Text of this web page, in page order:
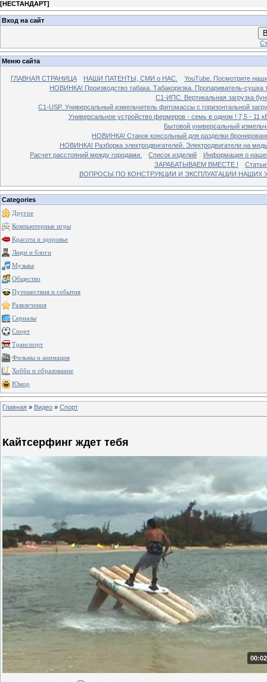
[НЕСТАНДАРТ]
Вход на сайт
Меню сайта
ГЛАВНАЯ СТРАНИЦА НАШИ ПАТЕНТЫ, СМИ о НАС.
YouTube. Посмотрите
НОВИНКА! Производство табака. Табакорезка. Пропариватель-сушка
C1-ИПС. Вертикальная загрузка
С1-USP. Универсальный измельчитель фитомассы с горизонтальной
Универсальное устройство фермеров - семь в одном ! 7,5 - 11
Бытовой универсальный
НОВИНКА! Станок консольный для разделки
НОВИНКА! Разборка электродвигателей. Электродвигатели на
Расчет расстояний между городами.
Список изделий
Информация о
ЗАРАБАТЫВАЕМ ВМЕСТЕ !
ВОПРОСЫ ПО КОНСТРУКЦИИ И ЭКСПЛУАТАЦИИ НАШИХ
Categories
Другое
Компьютерные игры
Красота и здоровье
Люди и блоги
Музыка
Общество
Путешествия и события
Развлечения
Сериалы
Спорт
Транспорт
Фильмы и анимация
Хобби и образование
Юмор
Главная » Видео » Спорт
Кайтсерфинг ждет тебя